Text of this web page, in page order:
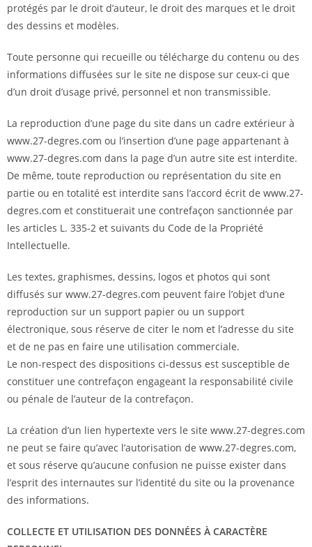
protégés par le droit d’auteur, le droit des marques et le droit
des dessins et modèles.
Toute personne qui recueille ou télécharge du contenu ou des
informations diffusées sur le site ne dispose sur ceux-ci que
d’un droit d’usage privé, personnel et non transmissible.
La reproduction d’une page du site dans un cadre extérieur à
www.27-degres.com ou l’insertion d’une page appartenant à
www.27-degres.com dans la page d’un autre site est interdite.
De même, toute reproduction ou représentation du site en
partie ou en totalité est interdite sans l’accord écrit de www.27-
degres.com et constituerait une contrefaçon sanctionnée par
les articles L. 335-2 et suivants du Code de la Propriété
Intellectuelle.
Les textes, graphismes, dessins, logos et photos qui sont
diffusés sur www.27-degres.com peuvent faire l’objet d’une
reproduction sur un support papier ou un support
électronique, sous réserve de citer le nom et l’adresse du site
et de ne pas en faire une utilisation commerciale.
Le non-respect des dispositions ci-dessus est susceptible de
constituer une contrefaçon engageant la responsabilité civile
ou pénale de l’auteur de la contrefaçon.
La création d’un lien hypertexte vers le site www.27-degres.com
ne peut se faire qu’avec l’autorisation de www.27-degres.com,
et sous réserve qu’aucune confusion ne puisse exister dans
l’esprit des internautes sur l’identité du site ou la provenance
des informations.
COLLECTE ET UTILISATION DES DONNÉES À CARACTÈRE